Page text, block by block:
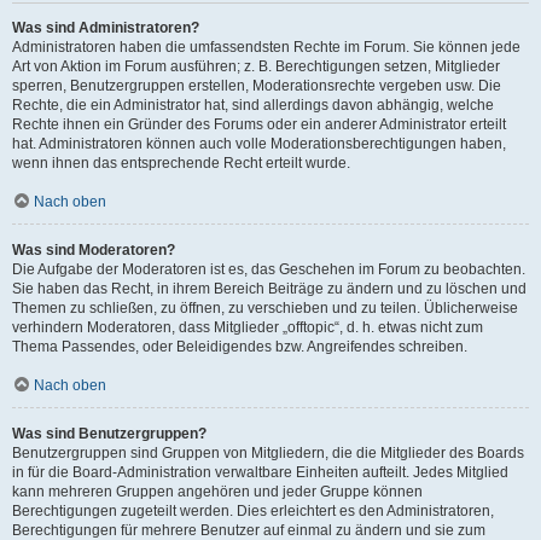
Was sind Administratoren?
Administratoren haben die umfassendsten Rechte im Forum. Sie können jede
Art von Aktion im Forum ausführen; z. B. Berechtigungen setzen, Mitglieder
sperren, Benutzergruppen erstellen, Moderationsrechte vergeben usw. Die
Rechte, die ein Administrator hat, sind allerdings davon abhängig, welche
Rechte ihnen ein Gründer des Forums oder ein anderer Administrator erteilt
hat. Administratoren können auch volle Moderationsberechtigungen haben,
wenn ihnen das entsprechende Recht erteilt wurde.
Nach oben
Was sind Moderatoren?
Die Aufgabe der Moderatoren ist es, das Geschehen im Forum zu beobachten.
Sie haben das Recht, in ihrem Bereich Beiträge zu ändern und zu löschen und
Themen zu schließen, zu öffnen, zu verschieben und zu teilen. Üblicherweise
verhindern Moderatoren, dass Mitglieder „offtopic“, d. h. etwas nicht zum
Thema Passendes, oder Beleidigendes bzw. Angreifendes schreiben.
Nach oben
Was sind Benutzergruppen?
Benutzergruppen sind Gruppen von Mitgliedern, die die Mitglieder des Boards
in für die Board-Administration verwaltbare Einheiten aufteilt. Jedes Mitglied
kann mehreren Gruppen angehören und jeder Gruppe können
Berechtigungen zugeteilt werden. Dies erleichtert es den Administratoren,
Berechtigungen für mehrere Benutzer auf einmal zu ändern und sie zum